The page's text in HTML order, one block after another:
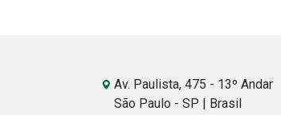
Av. Paulista, 475 - 13º Andar
São Paulo - SP | Brasil